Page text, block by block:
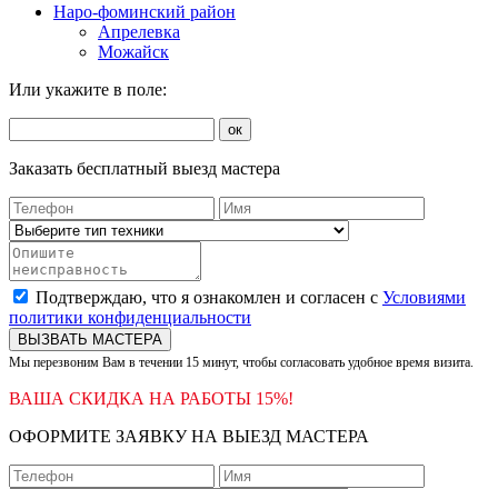
Наро-фоминский район
Апрелевка
Можайск
Или укажите в поле:
ок
Заказать бесплатный выезд мастера
Подтверждаю, что я ознакомлен и согласен с Условиями
политики конфиденциальности
ВЫЗВАТЬ МАСТЕРА
Мы перезвоним Вам в течении 15 минут, чтобы согласовать удобное время визита.
ВАША СКИДКА НА РАБОТЫ 15%!
ОФОРМИТЕ ЗАЯВКУ НА ВЫЕЗД МАСТЕРА